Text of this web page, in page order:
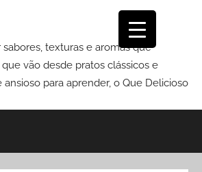
texturas e aromas que
vão desde pratos clássicos e
para aprender, o Que Delicioso